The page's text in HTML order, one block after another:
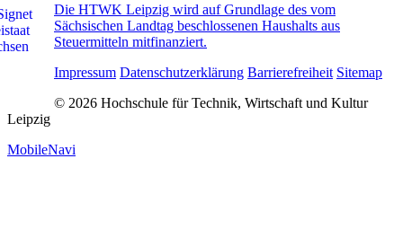
Die HTWK Leipzig wird auf Grundlage des vom
Sächsischen Landtag beschlossenen Haushalts aus
Steuermitteln mitfinanziert.
Impressum Datenschutzerklärung Barrierefreiheit Sitemap
© 2026 Hochschule für Technik, Wirtschaft und Kultur
Leipzig
MobileNavi